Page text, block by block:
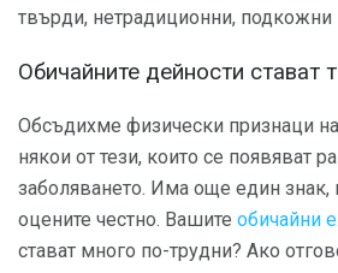
твърди, нетрадиционни, подкожни
Обичайните дейности стават
Обсъдихме физически признаци на
някои от тези, които се появяват
заболяването. Има още един знак,
оцените честно. Вашите обичайни
стават много по-трудни? Ако